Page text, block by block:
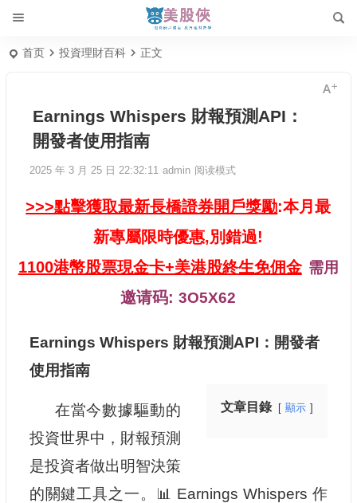
首页 投資理財百科 正文
Earnings Whispers 財報預測API：
開發者使用指南
2025 年 3 月 25 日 22:32:11 admin 阅读模式
>>>點擊獲取最新長橋證券開戶獎勵:本月最
新專屬限時優惠,別錯過!
1100港幣股票現金卡+美港股終生免佣金 需用
邀请码:3O5X62
Earnings Whispers 財報預測API：開發者
使用指南
文章目錄 顯示
在當今數據驅動的
投資世界中，財報預測
是投資者做出明智決策
的關鍵工具之一。📊 Earnings Whispers 作